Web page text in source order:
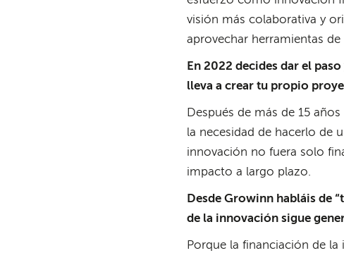
visión más colaborativa y
aprovechar herramientas
En 2022 decides dar el
lleva a crear tu propio
Después de más de 15
la necesidad de hacerlo de
innovación no fuera solo
impacto a largo plazo.
Desde Growinn habláis de
de la innovación sigue
Porque la financiación de